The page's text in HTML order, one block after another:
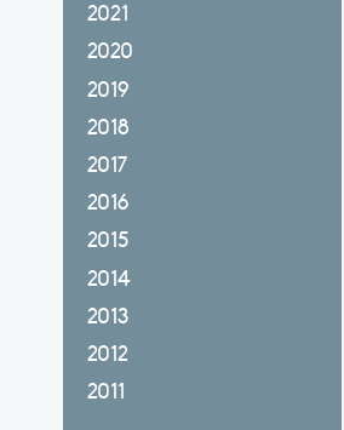
2021
2020
2019
2018
2017
2016
2015
2014
2013
2012
2011